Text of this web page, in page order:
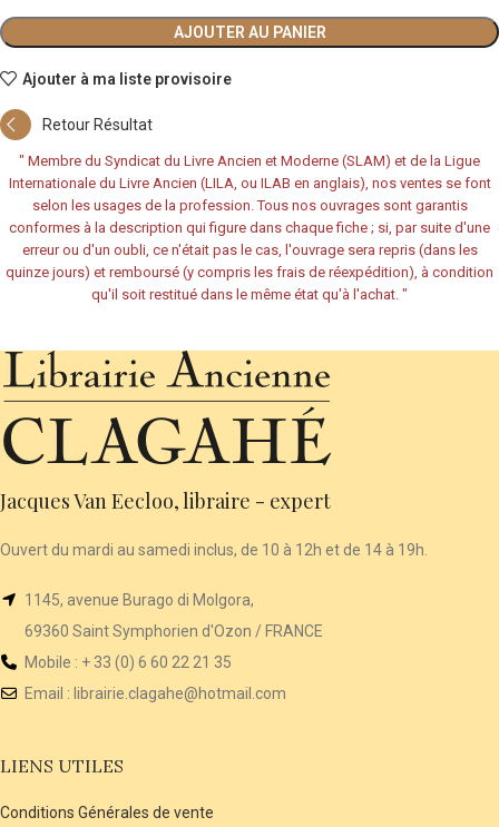
AJOUTER AU PANIER
Ajouter à ma liste provisoire
Retour Résultat
" Membre du Syndicat du Livre Ancien et Moderne (SLAM) et de la Ligue
Internationale du Livre Ancien (LILA, ou ILAB en anglais), nos ventes se font
selon les usages de la profession. Tous nos ouvrages sont garantis
conformes à la description qui figure dans chaque fiche ; si, par suite d'une
erreur ou d'un oubli, ce n'était pas le cas, l'ouvrage sera repris (dans les
quinze jours) et remboursé (y compris les frais de réexpédition), à condition
qu'il soit restitué dans le même état qu'à l'achat. "
Jacques Van Eecloo, libraire - expert
Ouvert du mardi au samedi inclus, de 10 à 12h et de 14 à 19h.
1145, avenue Burago di Molgora,
69360 Saint Symphorien d'Ozon / FRANCE
Mobile : + 33 (0) 6 60 22 21 35
Email : librairie .clagahe@hotmail.com
LIENS UTILES
Conditions Générales de vente